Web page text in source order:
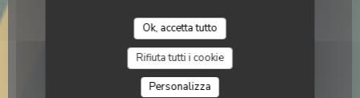
Ok, accetta tutto
Rifiuta tutti i cookie
Personalizza
Bike-sharing
vélib rue saint sébastien,
Autobus
Navette du Vieux Lille, bus10